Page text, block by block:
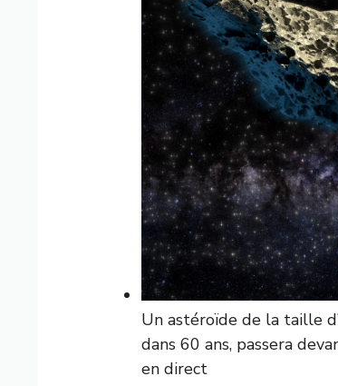
Un astéroïde de la taille
dans 60 ans, passera
en direct